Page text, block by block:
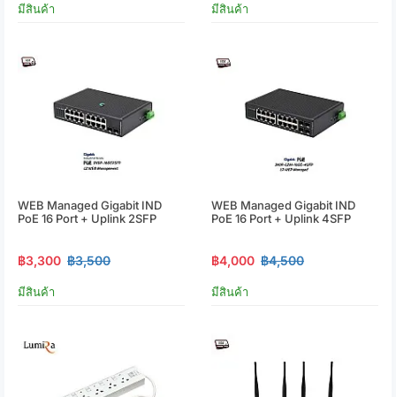
มีสินค้า มีสินค้า
WEB Managed Gigabit IND
PoE 16 Port + Uplink 2SFP
฿3,300 ฿3,500
มีสินค้า
WEB Managed Gigabit IND
PoE 16 Port + Uplink 4SFP
฿4,000 ฿4,500
มีสินค้า